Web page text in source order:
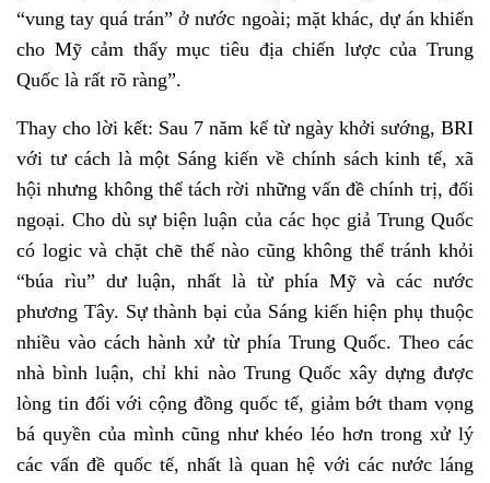
“vung tay quá trán” ở nước ngoài; mặt khác, dự án khiến
cho Mỹ cảm thấy mục tiêu địa chiến lược của Trung
Quốc là rất rõ ràng”.
Thay cho lời kết: Sau 7 năm kể từ ngày khởi sướng, BRI
với tư cách là một Sáng kiến về chính sách kinh tế, xã
hội nhưng không thể tách rời những vấn đề chính trị, đối
ngoại. Cho dù sự biện luận của các học giả Trung Quốc
có logic và chặt chẽ thế nào cũng không thể tránh khỏi
“búa rìu” dư luận, nhất là từ phía Mỹ và các nước
phương Tây. Sự thành bại của Sáng kiến hiện phụ thuộc
nhiều vào cách hành xử từ phía Trung Quốc. Theo các
nhà bình luận, chỉ khi nào Trung Quốc xây dựng được
lòng tin đối với cộng đồng quốc tế, giảm bớt tham vọng
bá quyền của mình cũng như khéo léo hơn trong xử lý
các vấn đề quốc tế, nhất là quan hệ với các nước láng